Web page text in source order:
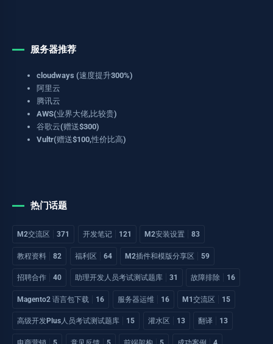
服务器推荐
cloudways (速度提升300%)
阿里云
腾讯云
AWS(业界大佬,比较贵)
谷歌云(赠送$300)
Vultr(赠送$100,性价比高)
热门话题
M2交流区 371 开发笔记 121 M2安装设置 83
教程资料 82 福利区 64 M2插件和模版分享区 59
招聘合作 40 助理开发人员考试测试题库 31 故障排除 16
Magento2 语言包下载 16 服务器运维 16 M1交流区 15
高级开发Plus人员考试测试题库 15 灌水区 13 翻译 13